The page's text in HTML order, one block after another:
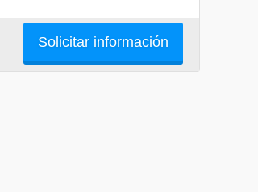
Solicitar información